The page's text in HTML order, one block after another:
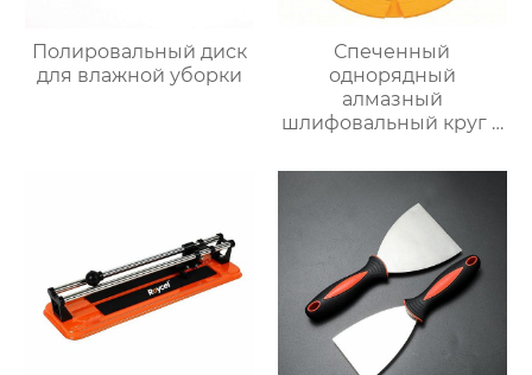
Полировальный диск
для влажной уборки
Спеченный
однорядный
алмазный
шлифовальный круг с